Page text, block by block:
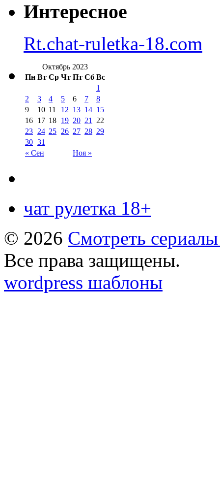
Интересное
Rt.chat-ruletka-18.com
Октябрь 2023
Пн Вт Ср Чт Пт Сб Вс
« Сен Ноя »
1
2
3 4 5 6 7
8
9
10 11 12 13 14 15
16 17 18 19 20 21
22
23 24 25 26 27 28 29
30 31
чат рулетка 18+
© 2026 Смотреть
Все права защищены.
wordpress шаблоны